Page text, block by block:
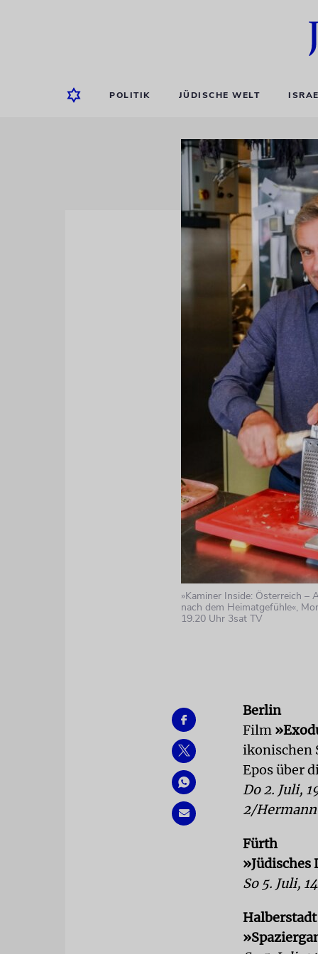
POLITIK JÜDISCHE WELT
»Kaminer Inside: Österreich –
nach dem Heimatgefühle«,
19.20 Uhr 3sat TV
Berlin
Film
ikonischen
Epos über
Do 2. Juli,
2/
Fürth
»Jüdisches
So 5. Juli,
Halberstadt